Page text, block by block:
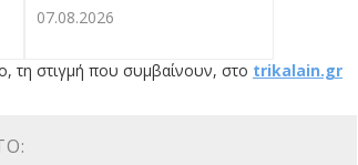
07.08.2026
τη στιγμή που συμβαίνουν, στο trikalain.gr